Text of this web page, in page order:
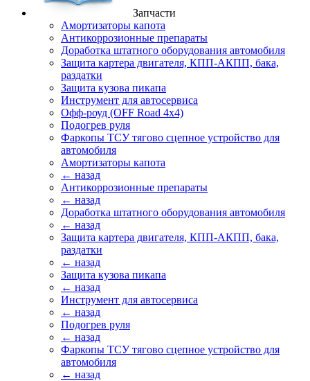
Запчасти
Амортизаторы капота
Антикоррозионные препараты
Доработка штатного оборудования автомобиля
Защита картера двигателя, КПП-АКПП, бака,
раздатки
Защита кузова пикапа
Инструмент для автосервиса
Офф-роуд (OFF Road 4x4)
Подогрев руля
Фаркопы ТСУ тягово сцепное устройство для
автомобиля
Амортизаторы капота
← назад
Антикоррозионные препараты
← назад
Доработка штатного оборудования автомобиля
← назад
Защита картера двигателя, КПП-АКПП, бака,
раздатки
← назад
Защита кузова пикапа
← назад
Инструмент для автосервиса
← назад
Подогрев руля
← назад
Фаркопы ТСУ тягово сцепное устройство для
автомобиля
← назад